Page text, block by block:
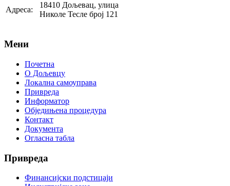
Адреса:
18410 Дољевац, улица
Николе Тесле број 121
Мени
Почетна
О Дољевцу
Локална самоуправа
Привреда
Информатор
Обједињена процедура
Контакт
Документа
Огласна табла
Привреда
Финансијски подстицаји